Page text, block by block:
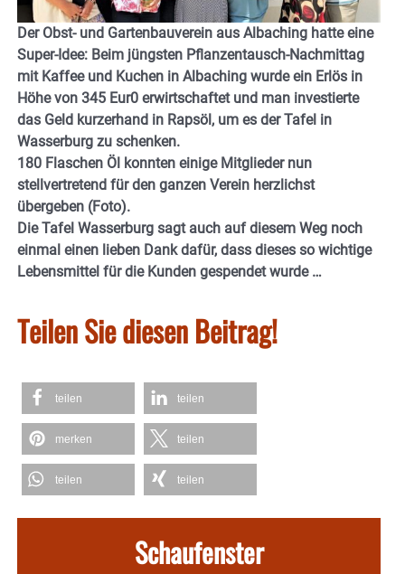
Der Obst- und Gartenbauverein aus Albaching hatte eine
Super-Idee: Beim jüngsten Pflanzentausch-Nachmittag
mit Kaffee und Kuchen in Albaching wurde ein Erlös in
Höhe von 345 Eur0 erwirtschaftet und man investierte
das Geld kurzerhand in Rapsöl, um es der Tafel in
Wasserburg zu schenken.
180 Flaschen Öl konnten einige Mitglieder nun
stellvertretend für den ganzen Verein herzlichst
übergeben (Foto).
Die Tafel Wasserburg sagt auch auf diesem Weg noch
einmal einen lieben Dank dafür, dass dieses so wichtige
Lebensmittel für die Kunden gespendet wurde …
Teilen Sie diesen Beitrag!
teilen teilen
merken teilen
teilen teilen
Schaufenster